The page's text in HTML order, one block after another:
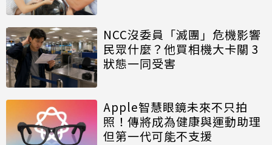
NCC沒委員「滅團」危機影響
民眾什麼？他買相機大卡關 3
狀態一同受害
Apple智慧眼鏡未來不只拍
照！傳將成為健康與運動助理
但第一代可能不支援